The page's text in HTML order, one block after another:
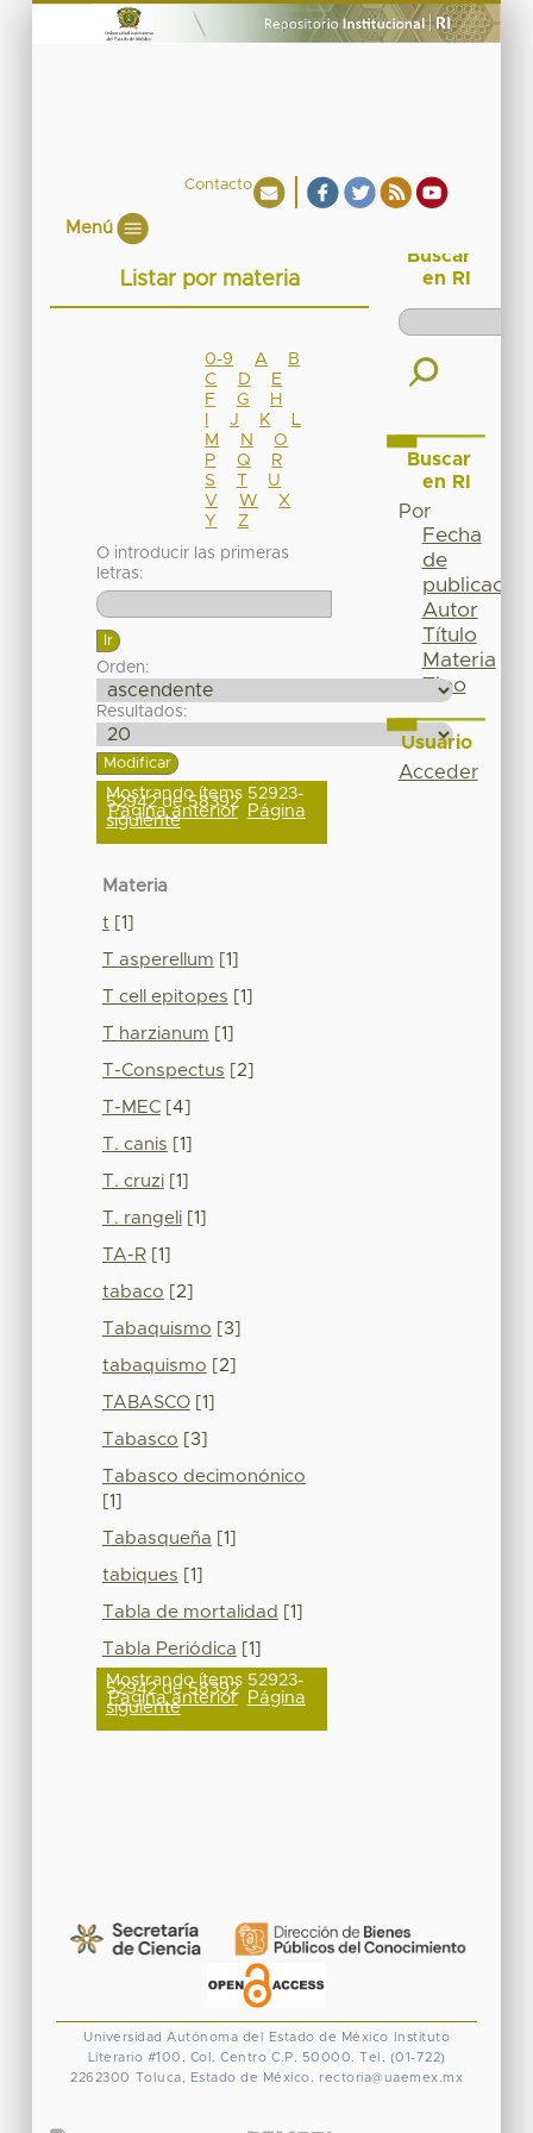
Contacto
Menú
Listar por materia
0-9 A
B
C
D
E
F
G
H
J K
M
N
O
P
Q
R
S
T
U
V
W
X
Y
Z
O introducir las primeras
letras:
Orden:
Resultados:
Mostrando ítems 52923-
52942 de 58392
Página anterior Página
siguiente
Materia
t [1]
T asperellum [1]
T cell epitopes [1]
T harzianum [1]
T-Conspectus [2]
T-MEC[4]
T. canis [1]
T. cruzi[1]
T. rangeli[1]
TA-R[1]
tabaco [2]
Tabaquismo [3]
tabaquismo [2]
TABASCO[1]
Tabasco [3]
Tabasco decimonónico
[1]
Tabasqueña [1]
tabiques [1]
Tabla de mortalidad [1]
Tabla Periódica [1]
Mostrando ítems 52923-
52942 de 58392
Página anterior Página
siguiente
Buscar
en RI
Buscar
en RI
Por
Fecha
de
publicación
Autor
Título
Materia
Tipo
Usuario
Acceder
Universidad Autónoma del Estado de México
Instituto
Literario #100. Col. Centro C.P. 50000. Tel. (01-722)
2262300 Toluca, Estado de México. rectoria@uaemex.mx